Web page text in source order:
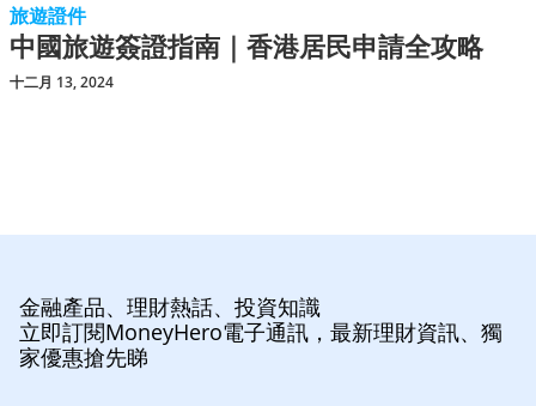
旅遊證件
中國旅遊簽證指南｜香港居民申請全攻略
十二月 13, 2024
金融產品、理財熱話、投資知識
立即訂閱MoneyHero電子通訊，最新理財資訊、獨
家優惠搶先睇